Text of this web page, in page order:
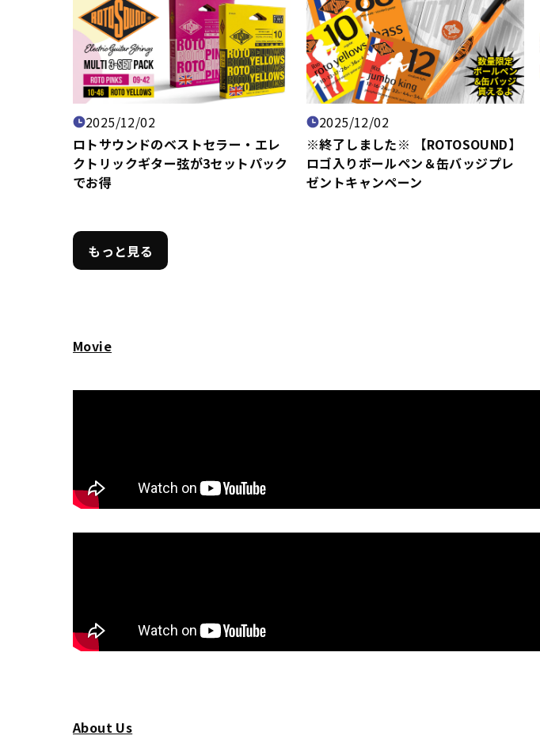
2025/12/02
ロトサウンドのベストセラー・エレ
クトリックギター弦が3セットパック
でお得
2025/12/02
※終了しました※ 【ROTOSOUND】
ロゴ入りボールペン＆缶バッジプレ
ゼントキャンペーン
もっと見る
Movie
About Us